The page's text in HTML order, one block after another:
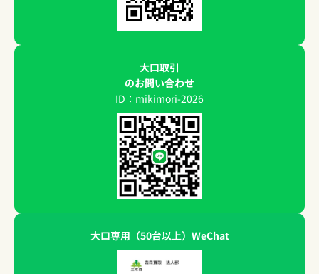
大口取引
のお問い合わせ
ID：mikimori-2026
大口専用（50台以上）WeChat